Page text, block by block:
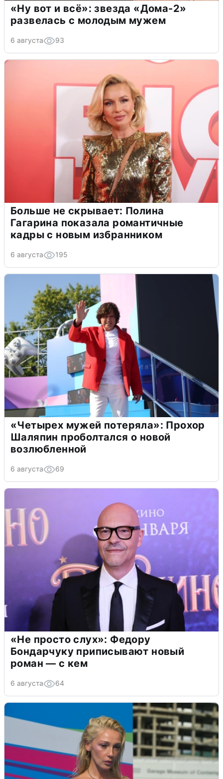
«Ну вот и всё»: звезда «Дома-2»
развелась с молодым мужем
6 августа 93
Больше не скрывает: Полина
Гагарина показала романтичные
кадры с новым избранником
6 августа 195
«Четырех мужей потеряла»: Прохор
Шаляпин проболтался о новой
возлюбленной
6 августа 69
«Не просто слух»: Федору
Бондарчуку приписывают новый
роман — с кем
6 августа 64